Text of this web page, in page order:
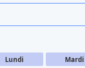
Lundi Mardi